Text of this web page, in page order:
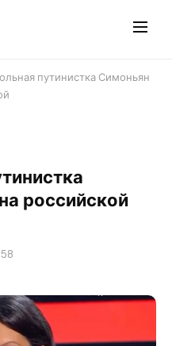
путинистка Симоньян
российской